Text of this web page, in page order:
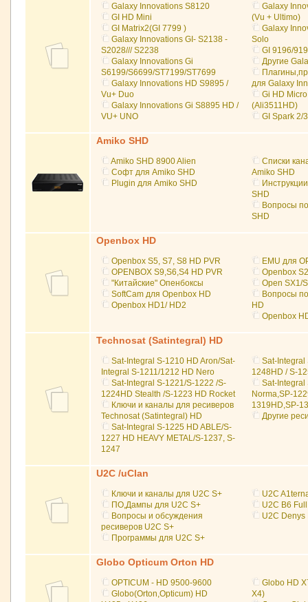
Galaxy Innovations S8120
GI HD Mini
GI Matrix2(GI 7799 )
Galaxy Innovations GI- S2138 -
S2028/// S2238
Galaxy Innovations Gi
S6199/S6699/ST7199/ST7699
Galaxy Innovations HD S9895 /
Vu+ Duo
Galaxy Innovations Gi S8895 HD /
VU+ UNO
Galaxy
(Vu + Ultimo)
Galaxy
Solo
GI 9196/
Другие
для Galaxy
Gi HD
(Ali3511HD)
GI Spark 2/
Amiko SHD
Amiko SHD 8900 Alien
Софт для Amiko SHD
Plugin для Amiko SHD
Списки
Amiko SHD
SHD
Вопросы
SHD
Openbox HD
Openbox S5, S7, S8 HD PVR
OPENBOX S9,S6,S4 HD PVR
"Китайские" Опенбоксы
SoftCam для Openbox HD
Openbox HD1/ HD2
EMU для
Openbox
Open SX1/
Вопросы
HD
Openbox
Technosat (Satintegral) HD
Sat-Integral S-1210 HD Aron/Sat-
Integral S-1211/1212 HD Nero
Sat-Integral S-1221/S-1222 /S-
1224HD Stealth /S-1223 HD Rocket
Ключи и каналы для ресиверов
Technosat (Satintegral) HD
Sat-Integral S-1225 HD ABLE/S-
1227 HD HEAVY METAL/S-1237, S-
1247
Sat-Integral
1248HD / S-
Sat-Integral
Norma,SP-
1319HD,SP-
Другие
U2C /uClan
Ключи и каналы для U2C S+
ПО,Дампы для U2C S+
Вопросы и обсуждения
ресиверов U2C S+
Программы для U2C S+
U2C
U2C B6
U2C Denys
Globo Opticum Orton HD
OPTICUM - HD 9500-9600
Globo(Orton,Optiсum) HD
Globo HD
Х4)